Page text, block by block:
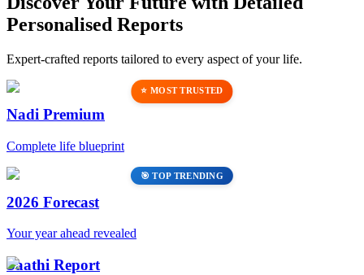
Personalised Reports
Expert-crafted reports tailored to every aspect of your life.
⭐ MOST TRUSTED
Nadi Premium
Complete life blueprint
🎯 TOP TRENDING
2026 Forecast
Your year ahead revealed
Saathi Report